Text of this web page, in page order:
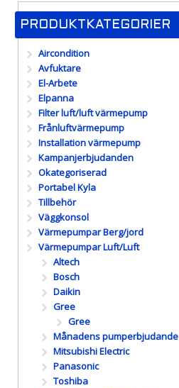
PRODUKTKATEGORIER
Aircondition
Avfuktare
El-Arbete
Elpanna
Filter luft/luft värmepump
Frånluftvärmepump
Installation värmepump
Kampanjerbjudanden
Okategoriserad
Portabel Kyla
Tillbehör
Väggkonsol
Värmepumpar Berg/jord
Värmepumpar Luft/Luft
Altech
Bosch
Daikin
Gree
Gree
Månadens pumperbjudande
Mitsubishi Electric
Panasonic
Toshiba